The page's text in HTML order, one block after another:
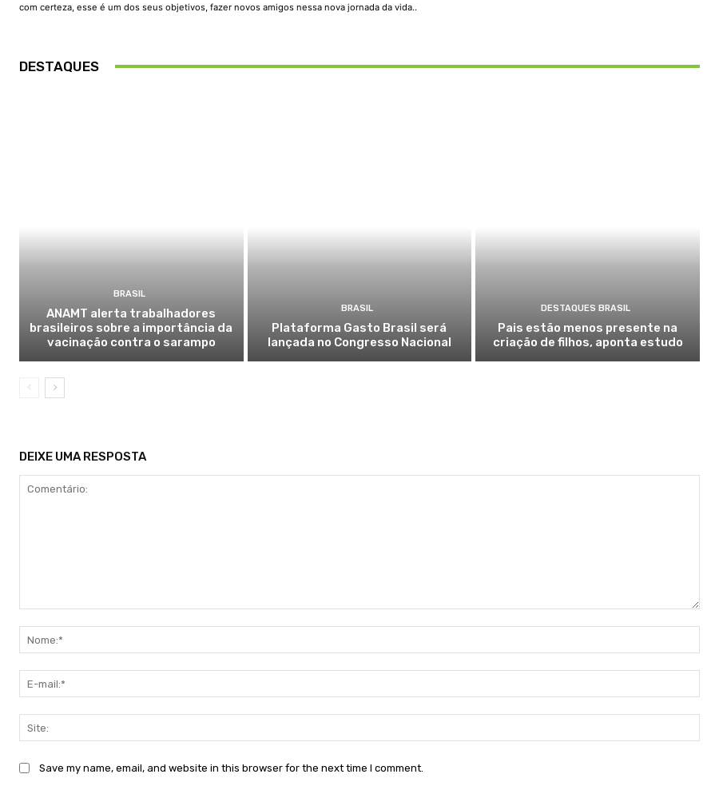
com certeza, esse é um dos seus objetivos, fazer novos amigos nessa nova jornada da vida..
DESTAQUES
BRASIL
ANAMT alerta trabalhadores
brasileiros sobre a importância da
vacinação contra o sarampo
BRASIL
Plataforma Gasto Brasil será
lançada no Congresso Nacional
DESTAQUES BRASIL
Pais estão menos presente na
criação de filhos, aponta estudo
DEIXE UMA RESPOSTA
mail:*
Save my name, email, and website in this browser for the next time I comment.